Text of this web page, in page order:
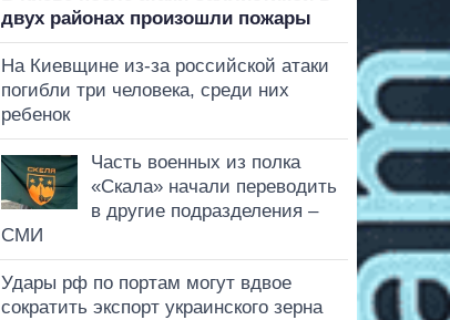
двух районах произошли пожары
На Киевщине из-за российской атаки
погибли три человека, среди них
ребенок
Часть военных из полка
«Скала» начали переводить
в другие подразделения –
СМИ
Удары рф по портам могут вдвое
сократить экспорт украинского зерна